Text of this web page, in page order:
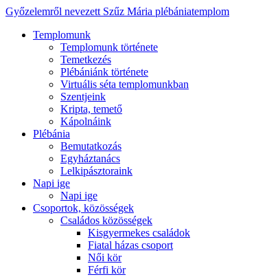
Győzelemről nevezett Szűz Mária plébániatemplom
Templomunk
Templomunk története
Temetkezés
Plébániánk története
Virtuális séta templomunkban
Szentjeink
Kripta, temető
Kápolnáink
Plébánia
Bemutatkozás
Egyháztanács
Lelkipásztoraink
Napi ige
Napi ige
Csoportok, közösségek
Családos közösségek
Kisgyermekes családok
Fiatal házas csoport
Női kör
Férfi kör